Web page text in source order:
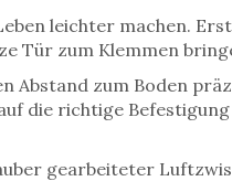
leichter machen.
Tür zum Klemmen
zum Boden
die richtige
gearbeiteter